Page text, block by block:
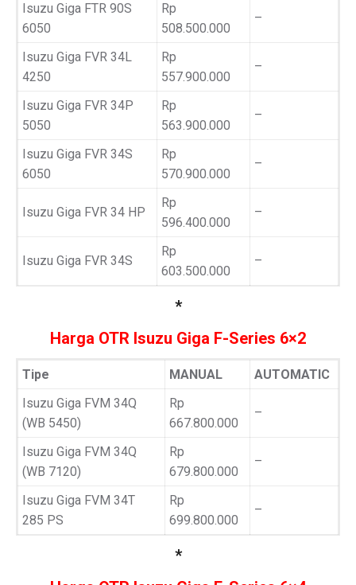
Isuzu Giga FTR 90S
6050
Rp
508.500.000
–
Isuzu Giga FVR 34L
4250
Rp
557.900.000
–
Isuzu Giga FVR 34P
5050
Rp
563.900.000
–
Isuzu Giga FVR 34S
6050
Rp
570.900.000
–
Isuzu Giga FVR 34 HP
Rp
596.400.000
–
Isuzu Giga FVR 34S
Rp
603.500.000
–
*
Harga OTR Isuzu Giga F-Series 6×2
Tipe MANUAL
AUTOMATIC
Isuzu Giga FVM 34Q
(WB 5450)
Rp
667.800.000
–
Isuzu Giga FVM 34Q
(WB 7120)
Rp
679.800.000
–
Isuzu Giga FVM 34T
285 PS
Rp
699.800.000
–
*